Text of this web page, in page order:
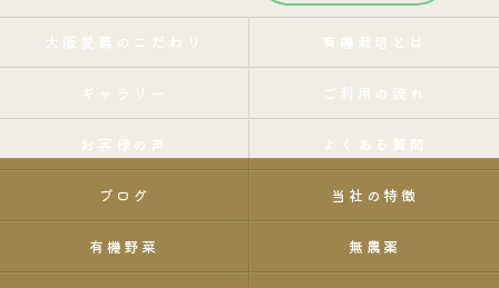
大阪愛農のこだわり 有機栽培とは
ギャラリー ご利用の流れ
お客様の声 よくある質問
ブログ 当社の特徴
有機野菜 無農薬